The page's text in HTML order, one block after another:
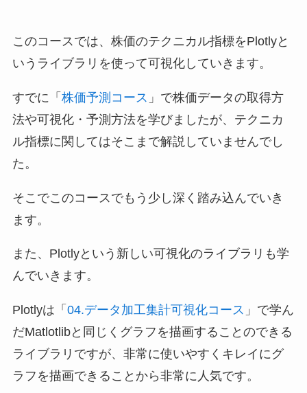
このコースでは、株価のテクニカル指標をPlotlyと
いうライブラリを使って可視化していきます。
すでに「 株価予測コース 」で株価データの取得方
法や可視化・予測方法を学びましたが、テクニカ
ル指標に関してはそこまで解説していませんでし
た。
そこでこのコースでもう少し深く踏み込んでいき
ます。
また、Plotlyという新しい可視化のライブラリも学
んでいきます。
Plotlyは「 04.データ加工集計可視化コース 」で学ん
だMatlotlibと同じくグラフを描画することのできる
ライブラリですが、非常に使いやすくキレイにグ
ラフを描画できることから非常に人気です。